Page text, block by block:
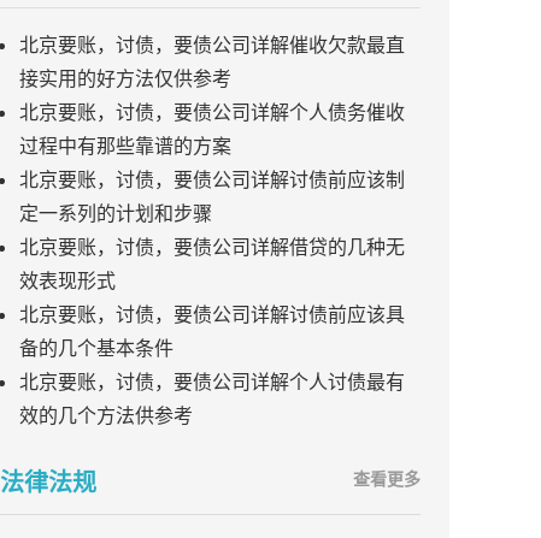
北京要账，讨债，要债公司详解催收欠款最直
接实用的好方法仅供参考
北京要账，讨债，要债公司详解个人债务催收
过程中有那些靠谱的方案
北京要账，讨债，要债公司详解讨债前应该制
定一系列的计划和步骤
北京要账，讨债，要债公司详解借贷的几种无
效表现形式
北京要账，讨债，要债公司详解讨债前应该具
备的几个基本条件
北京要账，讨债，要债公司详解个人讨债最有
效的几个方法供参考
法律法规 查看更多